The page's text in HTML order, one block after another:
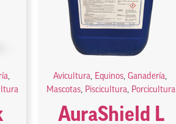
,
Avicultura, Equinos, Ganadería,
Mascotas, Piscicultura, Porcicultura
AuraShield L